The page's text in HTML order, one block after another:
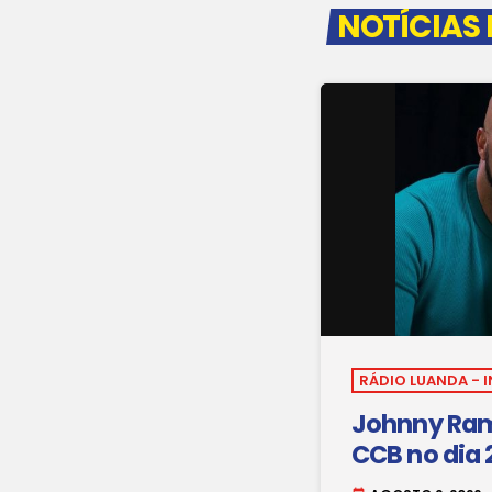
NOTÍCIAS
RÁDIO LUANDA -
Johnny
CCB no